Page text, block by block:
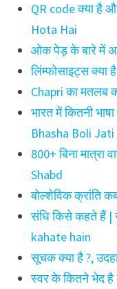
QR code क्या है
Hota Hai
ओक पेड़ के बारे में
लिंम्फोसाइट्स
Chapri का मतलब
भारत में कितनी
Bhasha Boli Jati
800+ बिना मात्रा
Shabd
बोल्शेविक क्रांति
संधि किसे कहते हैं |
kahate hain
सूचक क्या है ?,
स्वर के कितने भेद